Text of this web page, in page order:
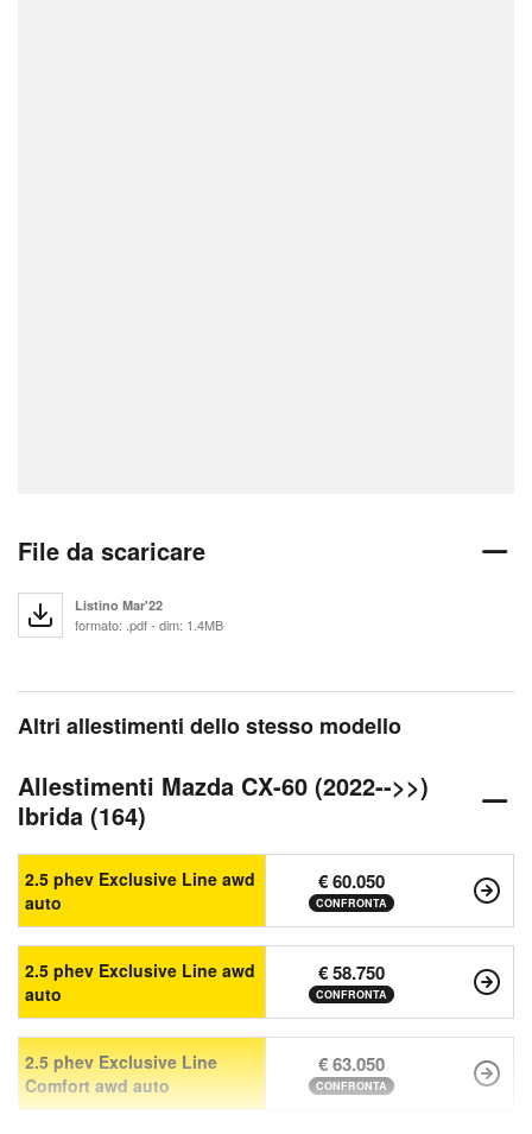
File da scaricare
Listino Mar'22
formato: .pdf - dim: 1.4MB
Altri allestimenti dello stesso modello
Allestimenti Mazda CX-60 (2022-->>)
Ibrida (164)
2.5 phev Exclusive Line awd
auto
€ 60.050
CONFRONTA
2.5 phev Exclusive Line awd
auto
€ 58.750
CONFRONTA
2.5 phev Exclusive Line
Comfort awd auto
€ 63.050
CONFRONTA